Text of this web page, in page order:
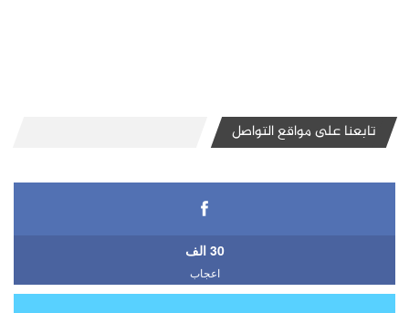
تابعنا على مواقع التواصل
30 الف
اعجاب